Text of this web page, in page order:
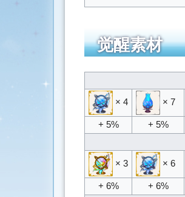
觉醒素材
× 4 × 7
+ 5%
+ 5%
× 3 × 6
+ 6%
+ 6%